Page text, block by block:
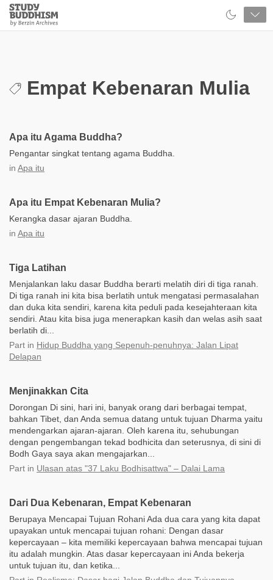
Close
Study
Buddhism
Empat Kebenaran Mulia
Apa itu Agama Buddha?
Pengantar singkat tentang agama Buddha.
in Apa itu
Apa itu Empat Kebenaran Mulia?
Kerangka dasar ajaran Buddha.
in Apa itu
Tiga Latihan
Menjalankan laku dasar Buddha berarti melatih diri di tiga ranah.
Di tiga ranah ini kita bisa berlatih untuk mengatasi permasalahan
dan duka kita sendiri, karena kita peduli pada kesejahteraan kita
sendiri. Atau kita bisa juga menerapkan kasih dan welas asih saat
berlatih di...
Part in Hidup Buddha yang Sepenuh-penuhnya: Jalan Lipat
Delapan
Menjinakkan Cita
Dorongan Di sini, hari ini, banyak orang dari berbagai tempat,
bahkan Tibet, dan Anda semua datang untuk tujuan Dharma yaitu
mendengarkan ajaran-ajaran. Oleh karena itu, sehubungan
dengan pengembangan tekad bodhicita dan seterusnya, di sini di
Bodh Gaya saya akan mengajarkan...
Part in Ulasan atas "37 Laku Bodhisattwa" – Dalai Lama
Dari Dua Kebenaran, Empat Kebenaran
Berupaya Mencapai Tujuan Rohani Ada dua cara yang kita dapat
upayakan untuk mencapai tujuan rohani: Dengan dasar
kepercayaan – kita memiliki kepercayaan bahwa mencapai tujuan
itu adalah mungkin. Atas dasar kepercayaan ini Anda bekerja
untuk tujuan itu, dan ketika...